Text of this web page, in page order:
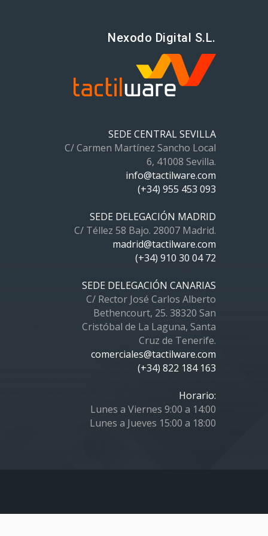
Nexodo Digital S.L.
SEDE CENTRAL SEVILLA
C/ Carmen Martínez Sancho Local
6, 41008 Sevilla.
info@tactilware.com
(+34) 955 453 093
SEDE DELEGACIÓN MADRID
C/ Téllez 58 Bajo. 28007 Madrid.
madrid@tactilware.com
(+34) 910 30 04 72
SEDE DELEGACIÓN CANARIAS
C/ Rector José Carlos Alberto
Bethencourt, 25. 38320 San
Cristóbal de La Laguna, Santa
Cruz de Tenerife.
comerciales@tactilware.com
(+34) 822 184 163
Horario:
Lunes a Viernes 9:00 a 14:00
Lunes a Jueves 15:00 a 18:00